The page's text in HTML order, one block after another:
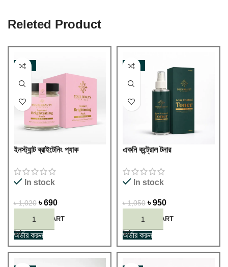
Releted Product
-32%
ইনস্ট্যান্ট ব্রাইটেনিং প্যাক
In stock
৳1,020 ৳690
ADD TO CART
অর্ডার করুন
-10%
একনি কন্ট্রোল টনার
In stock
৳1,050 ৳950
ADD TO CART
অর্ডার করুন